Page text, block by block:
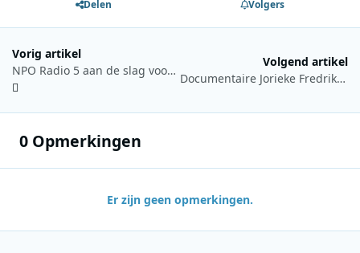
Delen Volgers
Vorig artikel
NPO Radio 5 aan de slag voor NLdoet
Volgend artikel
Documentaire Jorieke Fredrikze 22 maart op Groot Nieuws Radio
0 Opmerkingen
Er zijn geen opmerkingen.